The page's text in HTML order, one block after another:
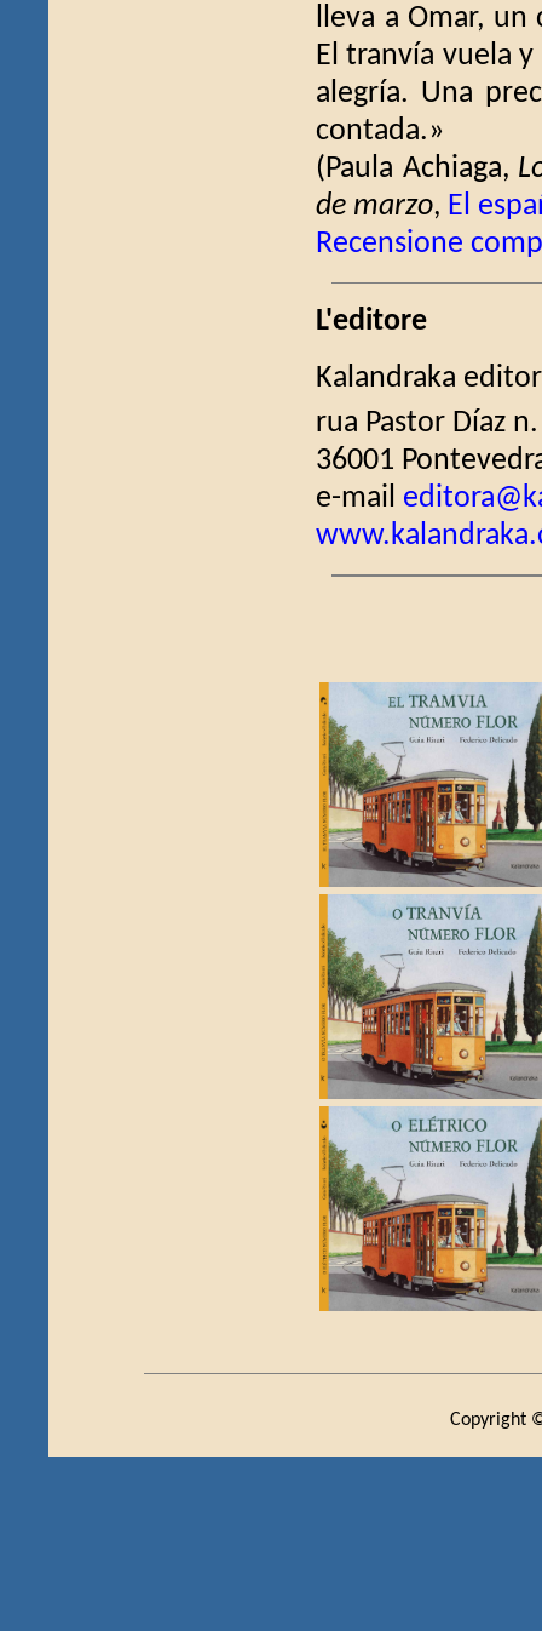
lleva a Omar,
El tranvía vuela
alegría. Una
contada.»
(Paula Achiaga,
de marzo, El
Recensione
L'editore
Kalandraka
rua Pastor Díaz
36001
e-mail
Copyright